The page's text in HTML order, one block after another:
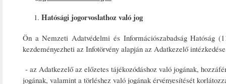
Hatósági jogorvoslathoz való jog
Ön a Nemzeti Adatvédelmi és Információszabadság Hatóság
kezdeményezheti az Infotörvény alapján az Adatkezelő
- az Adatkezelő az előzetes tájékozódáshoz való jogának,
jogának, valamint a törléshez való jogának érvényesítését